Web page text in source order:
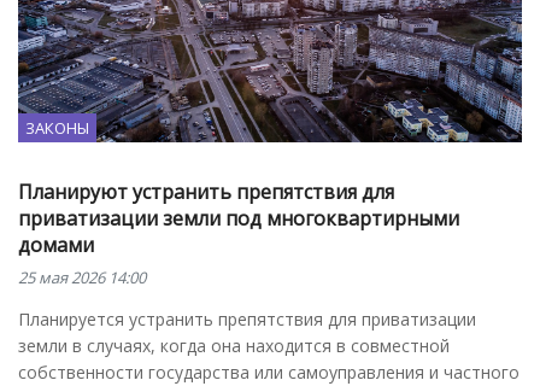
ЗАКОНЫ
Планируют устранить препятствия для
приватизации земли под многоквартирными
домами
25 мая 2026 14:00
Планируется устранить препятствия для приватизации
земли в случаях, когда она находится в совместной
собственности государства или самоуправления и частного